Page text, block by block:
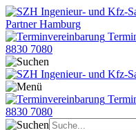
8830 7080
8830 7080